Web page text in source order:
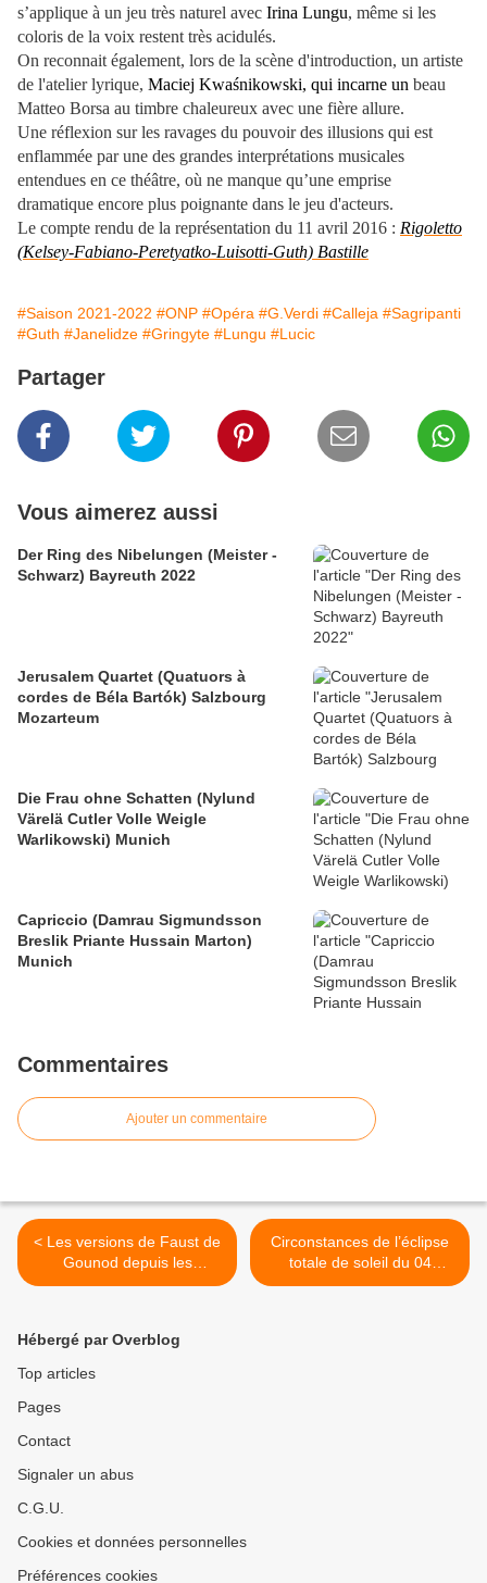
s’applique à un jeu très naturel avec Irina Lungu, même si les
coloris de la voix restent très acidulés.
On reconnait également, lors de la scène d'introduction, un artiste
de l'atelier lyrique, Maciej Kwaśnikowski, qui incarne un beau
Matteo Borsa au timbre chaleureux avec une fière allure.
Une réflexion sur les ravages du pouvoir des illusions qui est
enflammée par une des grandes interprétations musicales
entendues en ce théâtre, où ne manque qu’une emprise
dramatique encore plus poignante dans le jeu d'acteurs.
Le compte rendu de la représentation du 11 avril 2016 : Rigoletto
(Kelsey-Fabiano-Peretyatko-Luisotti-Guth) Bastille
#Saison 2021-2022 #ONP #Opéra #G.Verdi #Calleja #Sagripanti
#Guth #Janelidze #Gringyte #Lungu #Lucic
Partager
Vous aimerez aussi
Der Ring des Nibelungen (Meister -
Schwarz) Bayreuth 2022
Jerusalem Quartet (Quatuors à
cordes de Béla Bartók) Salzbourg
Mozarteum
Die Frau ohne Schatten (Nylund
Värelä Cutler Volle Weigle
Warlikowski) Munich
Capriccio (Damrau Sigmundsson
Breslik Priante Hussain Marton)
Munich
Commentaires
Ajouter un commentaire
< Les versions de Faust de
Gounod depuis les
répétitions de 1858 à la
Circonstances de l’éclipse
totale de soleil du 04
décembre 2021 en
Hébergé par Overblog
Top articles
Pages
Contact
Signaler un abus
C.G.U.
Cookies et données personnelles
Préférences cookies